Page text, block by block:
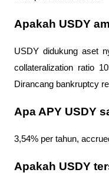
Apakah USDY
USDY didukung aset
collateralization ratio
Dirancang bankruptcy
Apa APY USDY
3,54% per tahun,
Apakah USDY